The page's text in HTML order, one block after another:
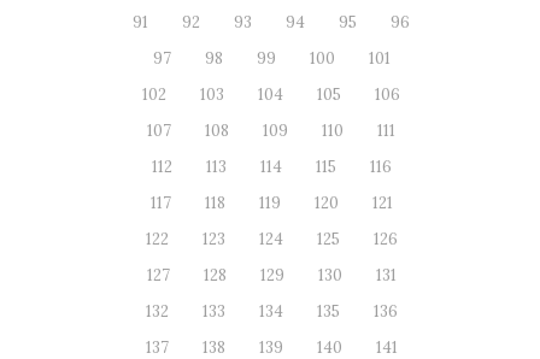
91
92 93 94 95
96
97
98 99 100
101
102
103 104 105
106
107
108 109 110
111
112
113 114 115
116
117
118 119 120
121
122
123 124 125
126
127
128 129 130
131
132
133 134 135
136
137
138 139 140
141